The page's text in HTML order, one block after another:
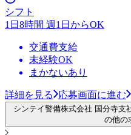
シフト
1日8時間 週1日からOK
交通費支給
未経験OK
まかないあり
詳細を見る 応募画面に進む
シンテイ警備株式会社 国分寺支
の他の